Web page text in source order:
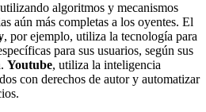
algoritmos y mecanismos
aún más completas a los oyentes. El
, por ejemplo, utiliza la tecnología para
para sus usuarios, según sus
Youtube, utiliza la inteligencia
con derechos de autor y automatizar